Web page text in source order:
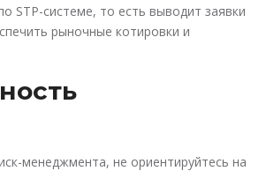
STP-системе, то есть выводит заявки
рыночные котировки и
менеджмента, не ориентируйтесь на